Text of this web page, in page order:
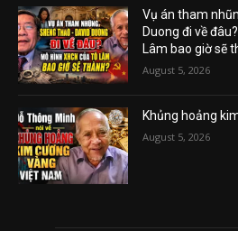
Vụ án tham
Duong đi về
Lâm bao giờ sẽ
August 5, 2026
Khủng hoảng
August 5, 2026